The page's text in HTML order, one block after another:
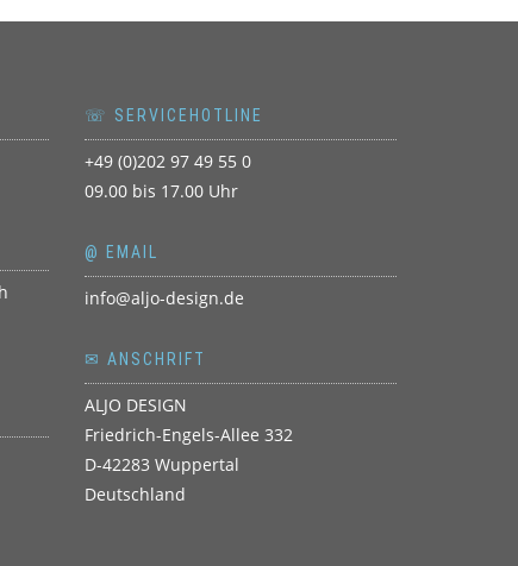
☏ SERVICEHOTLINE
+49 (0)202 97 49 55 0
09.00 bis 17.00 Uhr
@ EMAIL
info@aljo-design.de
✉ ANSCHRIFT
ALJO DESIGN
Friedrich-Engels-Allee 332
D-42283 Wuppertal
Deutschland